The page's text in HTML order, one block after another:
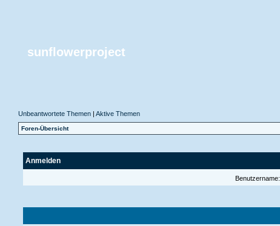
sunflowerproject
Unbeantwortete Themen |Aktive Themen
Foren-Übersicht
Anmelden
Benutzername: